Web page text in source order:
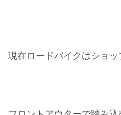
現在ロードバイクはショッ